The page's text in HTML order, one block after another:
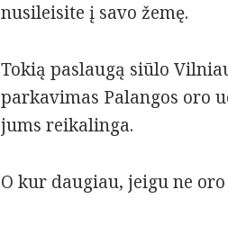
nusileisite į savo žemę.
Tokią paslaugą siūlo
parkavimas Palangos oro
jums reikalinga.
O kur daugiau, jeigu ne oro